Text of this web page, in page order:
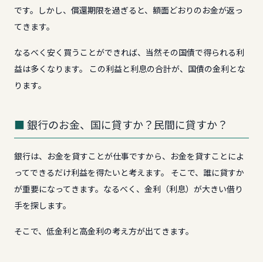
です。しかし、償還期限を過ぎると、額面どおりのお金が返っ
てきます。
なるべく安く買うことができれば、当然その国債で得られる利
益は多くなります。 この利益と利息の合計が、国債の金利とな
ります。
銀行のお金、国に貸すか？民間に貸すか？
銀行は、お金を貸すことが仕事ですから、お金を貸すことによ
ってできるだけ利益を得たいと考えます。 そこで、誰に貸すか
が重要になってきます。なるべく、金利（利息）が大きい借り
手を探します。
そこで、低金利と高金利の考え方が出てきます。